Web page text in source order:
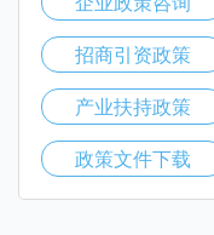
招商引资政策
产业扶持政策
政策文件下载